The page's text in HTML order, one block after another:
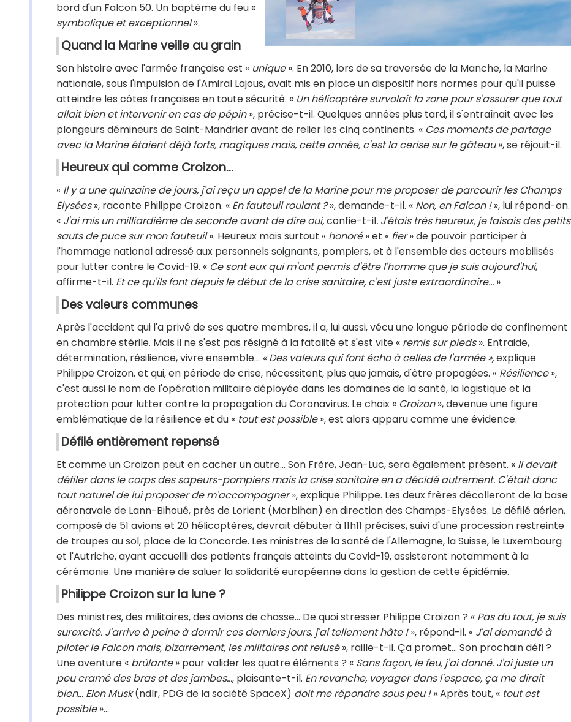
bord d'un Falcon 50. Un baptême du feu «
symbolique et exceptionnel».
Quand la Marine veille au grain
Son histoire avec l'armée française est « unique». En 2010, lors de sa traversée de la Manche, la Marine
nationale, sous l'impulsion de l'Amiral Lajous, avait mis en place un dispositif hors normes pour qu'il puisse
atteindre les côtes françaises en toute sécurité. « Un hélicoptère survolait la zone pour s'assurer que tout
allait bien et intervenir en cas de pépin», précise-t-il. Quelques années plus tard, il s'entraînait avec les
plongeurs démineurs de Saint-Mandrier avant de relier les cinq continents. « Ces moments de partage
avec la Marine étaient déjà forts, magiques mais, cette année, c'est la cerise sur le gâteau», se réjouit-il.
Heureux qui comme Croizon...
« Il y a une quinzaine de jours, j'ai reçu un appel de la Marine pour me proposer de parcourir les Champs
Elysées», raconte Philippe Croizon. « En fauteuil roulant ?», demande-t-il. « Non, en Falcon !», lui répond-on.
« J'ai mis un milliardième de seconde avant de dire oui,confie-t-il. J'étais très heureux, je faisais des petits
sauts de puce sur mon fauteuil». Heureux mais surtout « honoré» et « fier» de pouvoir participer à
l'hommage national adressé aux personnels soignants, pompiers, et à l'ensemble des acteurs mobilisés
pour lutter contre le Covid-19. « Ce sont eux qui m'ont permis d'être l'homme que je suis aujourd'hui,
affirme-t-il. Et ce qu'ils font depuis le début de la crise sanitaire, c'est juste extraordinaire... »
Des valeurs communes
Après l'accident qui l'a privé de ses quatre membres, il a, lui aussi, vécu une longue période de confinement
en chambre stérile. Mais il ne s'est pas résigné à la fatalité et s'est vite « remis sur pieds». Entraide,
détermination, résilience, vivre ensemble... « Des valeurs qui font écho à celles de l'armée »,explique
Philippe Croizon, et qui, en période de crise, nécessitent, plus que jamais, d'être propagées. « Résilience»,
c'est aussi le nom de l'opération militaire déployée dans les domaines de la santé, la logistique et la
protection pour lutter contre la propagation du Coronavirus. Le choix « Croizon», devenue une figure
emblématique de la résilience et du « tout est possible», est alors apparu comme une évidence.
Défilé entièrement repensé
Et comme un Croizon peut en cacher un autre... Son Frère, Jean-Luc, sera également présent. « Il devait
défiler dans le corps des sapeurs-pompiers mais la crise sanitaire en a décidé autrement. C'était donc
tout naturel de lui proposer de m'accompagner», explique Philippe. Les deux frères décolleront de la base
aéronavale de Lann-Bihoué, près de Lorient (Morbihan) en direction des Champs-Elysées. Le défilé aérien,
composé de 51 avions et 20 hélicoptères, devrait débuter à 11h11 précises, suivi d'une procession restreinte
de troupes au sol, place de la Concorde. Les ministres de la santé de l'Allemagne, la Suisse, le Luxembourg
et l'Autriche, ayant accueilli des patients français atteints du Covid-19, assisteront notamment à la
cérémonie. Une manière de saluer la solidarité européenne dans la gestion de cette épidémie.
Philippe Croizon sur la lune ?
Des ministres, des militaires, des avions de chasse... De quoi stresser Philippe Croizon ? « Pas du tout, je suis
surexcité. J'arrive à peine à dormir ces derniers jours, j'ai tellement hâte !», répond-il. « J'ai demandé à
piloter le Falcon mais, bizarrement, les militaires ont refusé», raille-t-il. Ça promet... Son prochain défi ?
Une aventure « brûlante» pour valider les quatre éléments ? « Sans façon, le feu, j'ai donné. J'ai juste un
peu cramé des bras et des jambes..., plaisante-t-il. En revanche, voyager dans l'espace, ça me dirait
bien... Elon Musk(ndlr, PDG de la société SpaceX) doit me répondre sous peu !» Après tout, « tout est
possible»...